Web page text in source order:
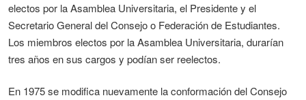
electos por la Asamblea Universitaria, el Presidente y el
Secretario General del Consejo o Federación de Estudiantes.
Los miembros electos por la Asamblea Universitaria, durarían
tres años en sus cargos y podían ser reelectos.
En 1975 se modifica nuevamente la conformación del Consejo